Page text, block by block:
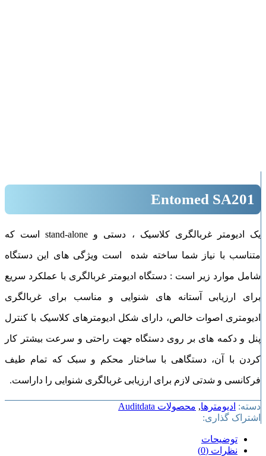
Entomed SA201
یک ادیومتر غربالگری کلاسیک ، دستی و stand-alone است که
متناسب با نیاز شما ساخته شده است ویژگی های این دستگاه
شامل موارد زیر است : دستگاه ادیومتر غربالگری با عملکرد سریع
برای ارزیابی آستانه های شنوایی و مناسب برای غربالگری
ادیومتری اصوات خالص، دارای شکل ادیومترهای کلاسیک با کنترل
پنل و دکمه های بر روی دستگاه جهت راحتی و سرعت بیشتر کار
کردن با آن، دستگاهی با ساختار محکم و سبک که تمام طیف
فرکانسی و شدتی لازم برای ارزیابی غربالگری شنوایی را داراست.
دسته: ادیومترها, محصولات Auditdata
اشتراک گذاری:
توضیحات
نظرات (0)